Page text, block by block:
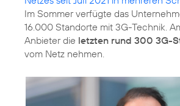
Im Sommer verfügte das
16.000 Standorte mit 3G-Technik.
Anbieter die letzten rund 300 3G-
vom Netz nehmen.